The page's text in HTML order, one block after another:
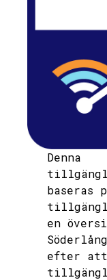
Denna
baseras
en
efter att